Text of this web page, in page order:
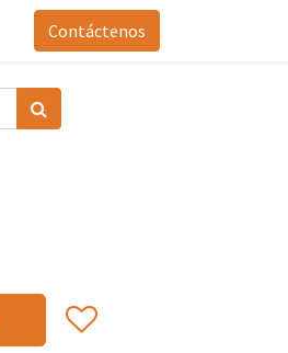
Contáctenos